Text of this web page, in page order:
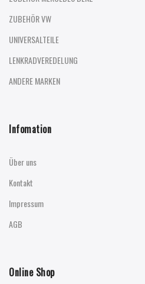
ZUBEHÖR VW
UNIVERSALTEILE
LENKRADVEREDELUNG
ANDERE MARKEN
Infomation
Über uns
Kontakt
Impressum
AGB
Online Shop